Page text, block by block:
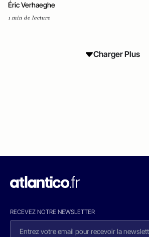
Éric Verhaeghe
1 min de lecture
Charger Plus
RECEVEZ NOTRE NEWSLETTER